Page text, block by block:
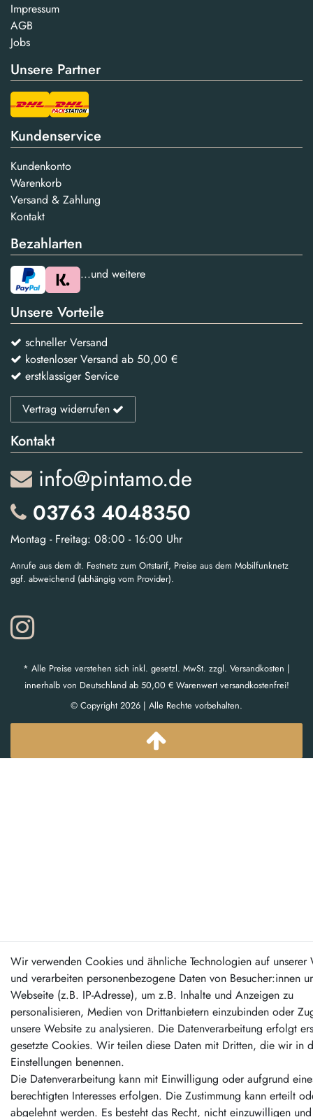
Impressum
AGB
Jobs
Unsere Partner
Kundenservice
Kundenkonto
Warenkorb
Versand & Zahlung
Kontakt
Bezahlarten
...und weitere
Unsere Vorteile
schneller Versand
kostenloser Versand ab 50,00 €
erstklassiger Service
Vertrag widerrufen
Kontakt
info@pintamo.de
03763 4048350
Montag - Freitag: 08:00 - 16:00 Uhr
Anrufe aus dem dt. Festnetz zum Ortstarif, Preise aus dem Mobilfunknetz
ggf. abweichend (abhängig vom Provider).
* Alle Preise verstehen sich inkl. gesetzl. MwSt. zzgl. Versandkosten |
innerhalb von Deutschland ab 50,00 € Warenwert versandkostenfrei!
© Copyright 2026 | Alle Rechte vorbehalten.
Wir verwenden Cookies und ähnliche Technologien auf unserer
und verarbeiten personenbezogene Daten von Besucher:innen
Webseite (z.B. IP-Adresse), um z.B. Inhalte und Anzeigen zu
personalisieren, Medien von Drittanbietern einzubinden oder
unsere Website zu analysieren. Die Datenverarbeitung erfolgt
gesetzte Cookies. Wir teilen diese Daten mit Dritten, die wir in
Einstellungen benennen.
Die Datenverarbeitung kann mit Einwilligung oder aufgrund
berechtigten Interesses erfolgen. Die Zustimmung kann erteilt
abgelehnt werden. Es besteht das Recht, nicht einzuwilligen